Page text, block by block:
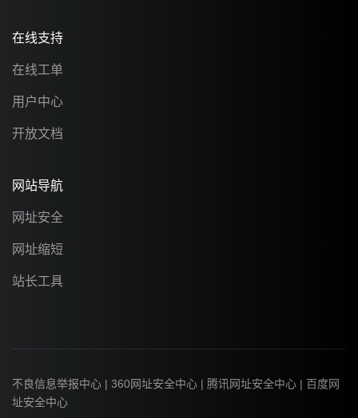
在线支持
在线工单
用户中心
开放文档
网站导航
网址安全
网址缩短
站长工具
不良信息举报中心 | 360网址安全中心 | 腾讯网址安全中心 | 百度网
址安全中心